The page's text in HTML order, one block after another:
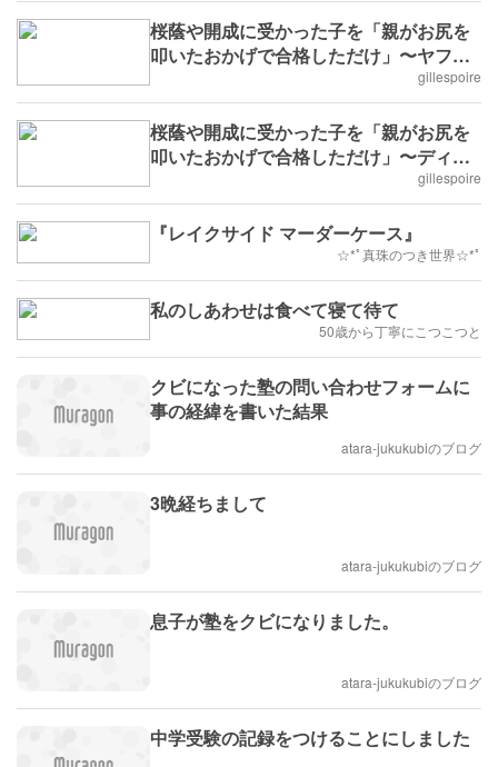
桜蔭や開成に受かった子を「親がお尻を
叩いたおかげで合格しただけ」〜ヤフコ
gillespoire
桜蔭や開成に受かった子を「親がお尻を
叩いたおかげで合格しただけ」〜ディス
gillespoire
『レイクサイド マーダーケース』
☆*ﾟ真珠のつき世界☆*ﾟ
私のしあわせは食べて寝て待て
50歳から丁寧にこつこつと
クビになった塾の問い合わせフォームに
事の経緯を書いた結果
atara-jukukubiのブログ
3晩経ちまして
atara-jukukubiのブログ
息子が塾をクビになりました。
atara-jukukubiのブログ
中学受験の記録をつけることにしました